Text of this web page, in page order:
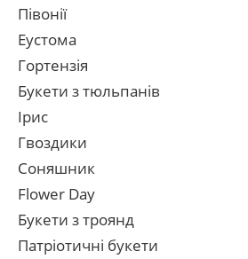
Півонії
Еустома
Гортензія
Букети з тюльпанів
Ірис
Гвоздики
Соняшник
Flower Day
Букети з троянд
Патріотичні букети